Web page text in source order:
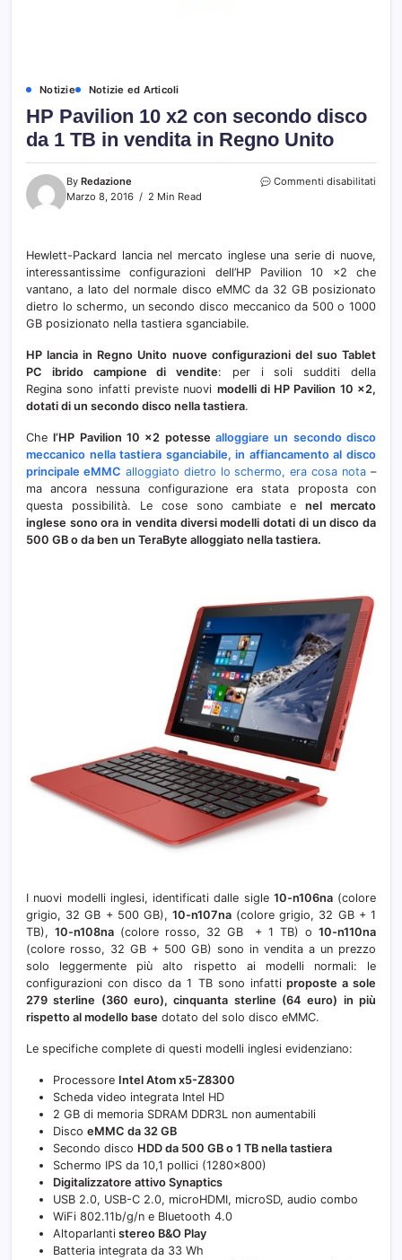
Notizie Notizie ed Articoli
HP Pavilion 10 x2 con secondo disco
da 1 TB in vendita in Regno Unito
By Redazione
Marzo 8, 2016
2 Min Read
Commenti disabilitati
in
Hewlett-Packard lancia nel mercato inglese una serie di nuove,
interessantissime configurazioni dell’HP Pavilion 10 x2 che
vantano, a lato del normale disco eMMC da 32 GB posizionato
dietro lo schermo, un secondo disco meccanico da 500 o 1000
GB posizionato nella tastiera sganciabile.
HP lancia in Regno Unito nuove configurazioni del suo Tablet
PC ibrido campione di vendite: per i soli sudditi della
Regina sono infatti previste nuovi modelli di HP Pavilion 10 x2,
dotati di un secondo disco nella tastiera.
Che l’HP Pavilion 10 x2 potessealloggiare un secondo disco
meccanico nella tastiera sganciabile, in affiancamento al disco
principale eMMC alloggiato dietro lo schermo, era cosa nota –
ma ancora nessuna configurazione era stata proposta con
questa possibilità. Le cose sono cambiate enel mercato
inglese sono ora in vendita diversi modelli dotati di un disco da
500 GB o da ben un TeraByte alloggiato nella tastiera.
I nuovi modelli inglesi, identificati dalle sigle 10-n106na(colore
grigio, 32 GB + 500 GB), 10-n107na (colore grigio, 32 GB + 1
TB), 10-n108na(colore rosso, 32 GB + 1 TB) o10-n110na
(colore rosso, 32 GB + 500 GB) sono in vendita a un prezzo
solo leggermente più alto rispetto ai modelli normali: le
configurazioni con disco da 1 TB sono infattiproposte a sole
279 sterline (360 euro), cinquanta sterline (64 euro) in più
rispetto al modello base dotato del solo disco eMMC.
Le specifiche complete di questi modelli inglesi evidenziano:
Processore Intel Atom x5-Z8300
Scheda video integrata Intel HD
2 GB di memoria SDRAM DDR3L non aumentabili
Disco eMMC da 32 GB
Secondo disco HDD da 500 GB o 1 TB nella tastiera
Schermo IPS da 10,1 pollici (1280×800)
Digitalizzatore attivo Synaptics
USB 2.0, USB-C 2.0, microHDMI, microSD, audio combo
WiFi 802.11b/g/n e Bluetooth 4.0
Altoparlanti stereo B&O Play
Batteria integrata da 33 Wh